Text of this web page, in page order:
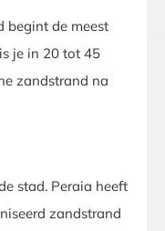
begint de meest
je in 20 tot 45
zandstrand na
stad. Peraia heeft
zandstrand